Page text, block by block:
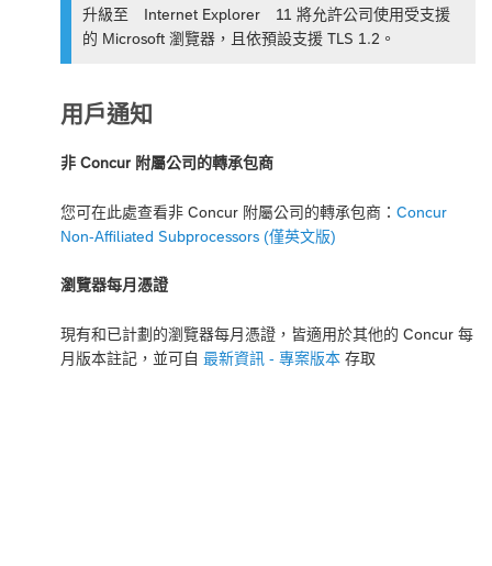
升級至 Internet Explorer 11 將允許公司使用受支援
的 Microsoft 瀏覽器，且依預設支援 TLS 1.2。
用戶通知
非 Concur 附屬公司的轉承包商
您可在此處查看非 Concur 附屬公司的轉承包商： Concur
Non-Affiliated Subprocessors (僅英文版)
瀏覽器每月憑證
現有和已計劃的瀏覽器每月憑證，皆適用於其他的 Concur 每
月版本註記，並可自 最新資訊 - 專案版本 存取